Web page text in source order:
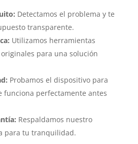
Detectamos el problema y te
transparente.
Utilizamos herramientas
para una solución
Probamos el dispositivo para
funciona perfectamente antes
Respaldamos nuestro
para tu tranquilidad.